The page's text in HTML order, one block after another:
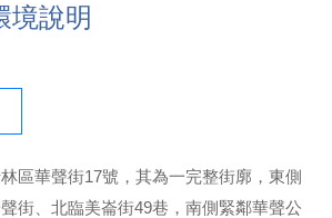
境說明
區華聲街17號，其為一完整街廓，東側
街、北臨美崙街49巷，南側緊鄰華聲公